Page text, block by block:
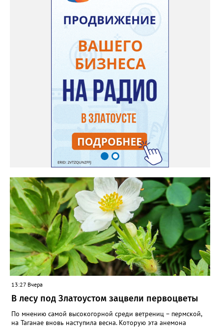
доносится. В конце лета собираю лаванду в пучки, сушу –
получаются букеты и саше одновременно. Лаванда широко
используется и в кулинарии». Семена, отметила собеседница
нашего портала, у неё были сорта «Вознесенская узколистная».
Только она хорошо зимует без укрытия. Всхожесть оказалась
на удивление хорошей: из пяти семян из каждой пачки четыре
взошли даже без стратификации. После покупки (по весне)
садовод советует сразу убрать семена в холодильник на два
месяца, а место посадки - мульчировать мелкой корой. Семена
самосевом в ней отлично прорастают. Если иногда срезать
сухие цветы и стряхивать семена вокруг куртины, лаванда
весной прорастет сама. Ещё один секрет – этот символ
Прованса не любит «вкусную» почву. Добавляйте в посадочную
яму гравий и песок – требуется хороший дренаж. В первый год
Екатерина рекомендует цветы убирать, чтобы силы куста
пошли на наращивание корневой системы. А со второго года
пусть лаванда цветёт во всю силу! Фото: Екатерина Бойко,
специально для «Златоуст.инфо». Обсуждение новости здесь
ВКОНТАКТЕ https://vk.com/newszlatoust74
13:27 Вчера
В лесу под Златоустом зацвели первоцветы
По мнению самой высокогорной среди ветрениц – пермской,
на Таганае вновь наступила весна. Которую эта анемона